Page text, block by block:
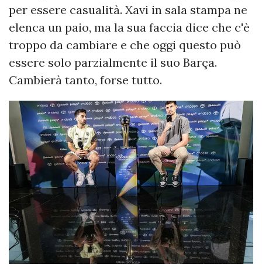
per essere casualità. Xavi in sala stampa ne
elenca un paio, ma la sua faccia dice che c'è
troppo da cambiare e che oggi questo può
essere solo parzialmente il suo Barça.
Cambierà tanto, forse tutto.